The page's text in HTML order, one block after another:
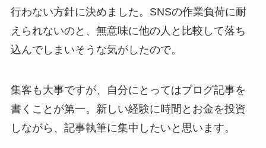
行わない方針に決めました。SNSの作業負荷に耐
えられないのと、無意味に他の人と比較して落ち
込んでしまいそうな気がしたので。
集客も大事ですが、自分にとってはブログ記事を
書くことが第一。新しい経験に時間とお金を投資
しながら、記事執筆に集中したいと思います。